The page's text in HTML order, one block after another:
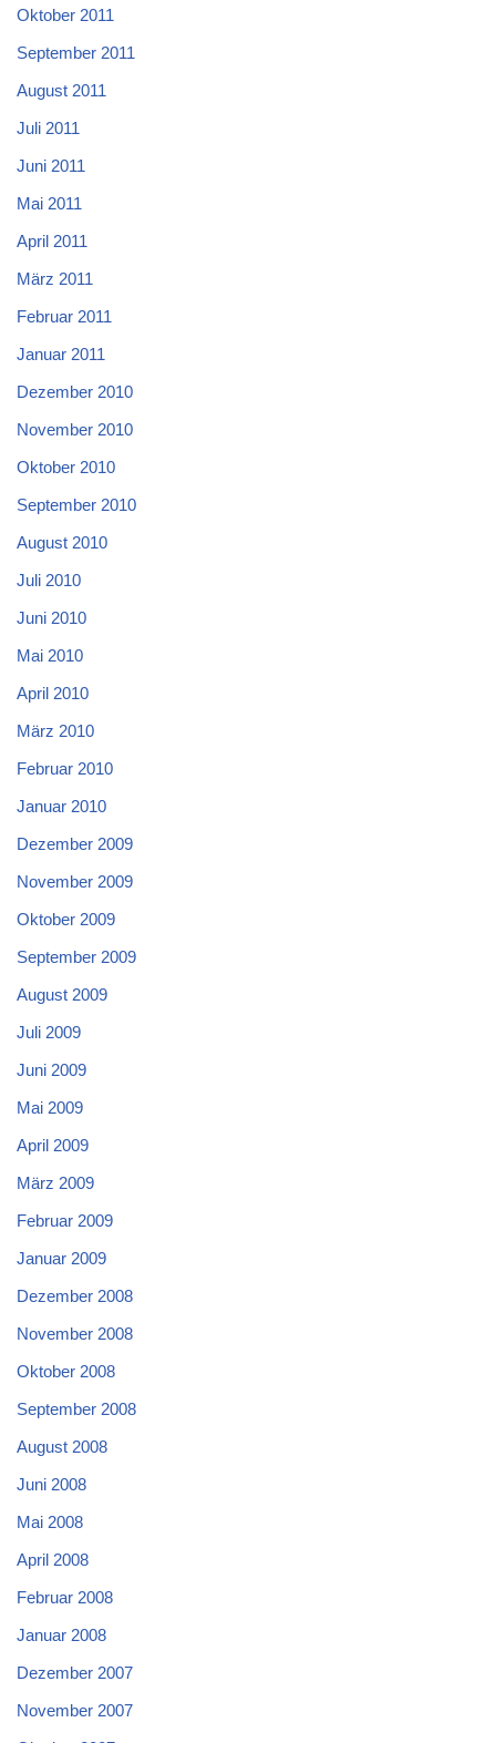
Oktober 2011
September 2011
August 2011
Juli 2011
Juni 2011
Mai 2011
April 2011
März 2011
Februar 2011
Januar 2011
Dezember 2010
November 2010
Oktober 2010
September 2010
August 2010
Juli 2010
Juni 2010
Mai 2010
April 2010
März 2010
Februar 2010
Januar 2010
Dezember 2009
November 2009
Oktober 2009
September 2009
August 2009
Juli 2009
Juni 2009
Mai 2009
April 2009
März 2009
Februar 2009
Januar 2009
Dezember 2008
November 2008
Oktober 2008
September 2008
August 2008
Juni 2008
Mai 2008
April 2008
Februar 2008
Januar 2008
Dezember 2007
November 2007